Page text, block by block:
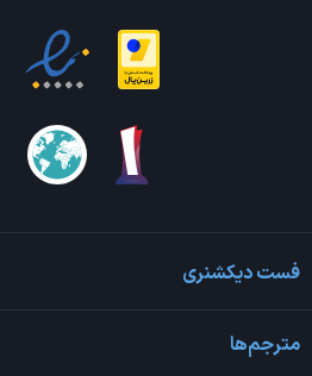
فست دیکشنری
مترجم‌ها